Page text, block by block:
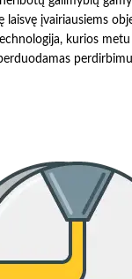
laisvę įvairiausiems
kurios